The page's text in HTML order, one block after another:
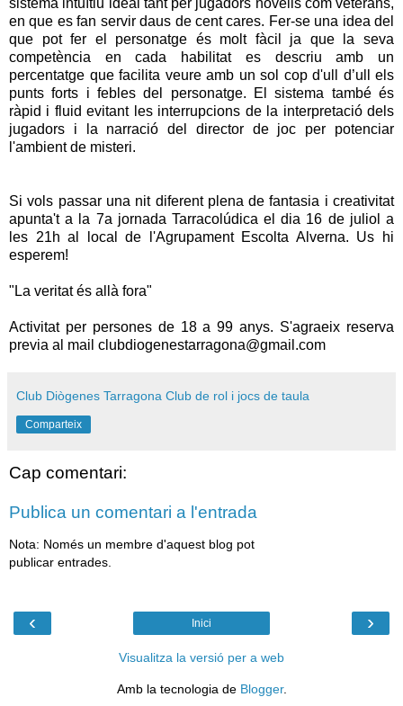
sistema intuïtiu ideal tant per jugadors novells com veterans,
en que es fan servir daus de cent cares. Fer-se una idea del
que pot fer el personatge és molt fàcil ja que la seva
competència en cada habilitat es descriu amb un
percentatge que facilita veure amb un sol cop d'ull d’ull els
punts forts i febles del personatge. El sistema també és
ràpid i fluid evitant les interrupcions de la interpretació dels
jugadors i la narració del director de joc per potenciar
l'ambient de misteri.
Si vols passar una nit diferent plena de fantasia i creativitat
apunta't a la 7a jornada Tarracolúdica el dia 16 de juliol a
les 21h al local de l'Agrupament Escolta Alverna. Us hi
esperem!
"La veritat és allà fora"
Activitat per persones de 18 a 99 anys. S'agraeix reserva
previa al mail clubdiogenestarragona@gmail.com
Club Diògenes Tarragona Club de rol i jocs de taula
Comparteix
Cap comentari:
Publica un comentari a l'entrada
Nota: Només un membre d'aquest blog pot
publicar entrades.
‹ ›
Inici
Visualitza la versió per a web
Amb la tecnologia de Blogger.